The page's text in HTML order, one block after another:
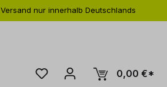
Versand nur innerhalb Deutschlands
0,00 €*